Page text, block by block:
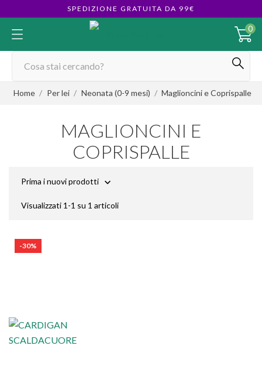
SPEDIZIONE GRATUITA DA 99€
0
Home Per lei Neonata (0-9 mesi) Maglioncini e Coprispalle
MAGLIONCINI E
COPRISPALLE
Prima i nuovi prodotti 
Visualizzati 1-1 su 1 articoli
-30%